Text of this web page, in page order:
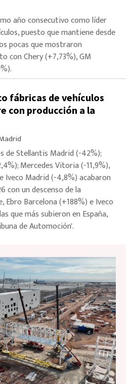
año consecutivo como líder
puesto que mantiene desde
pocas que mostraron
con Chery (+7,73%), GM
fábricas de vehículos
con producción a la
de Stellantis Madrid (-42%);
Mercedes Vitoria (-11,9%),
Iveco Madrid (-4,8%) acabaron
con un descenso de la
Ebro Barcelona (+188%) e Iveco
que más subieron en España,
de Automoción'.